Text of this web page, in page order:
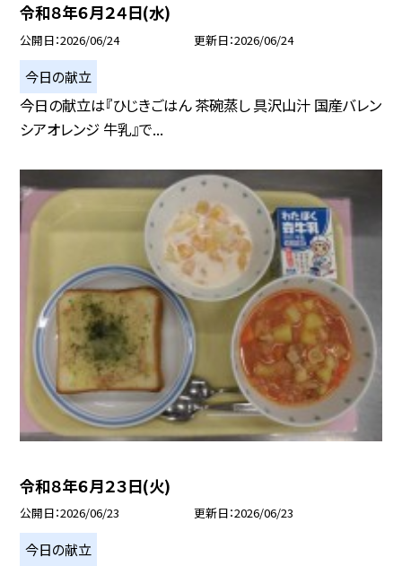
令和８年６月２４日(水)
公開日 2026/06/24 更新日 2026/06/24
今日の献立
今日の献立は『ひじきごはん 茶碗蒸し 具沢山汁 国産バレン
シアオレンジ 牛乳』で...
令和８年６月２３日(火)
公開日 2026/06/23 更新日 2026/06/23
今日の献立